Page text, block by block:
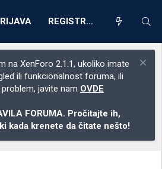
REGISTRACIJA
na XenForo 2.1.1, ukoliko imate
ili funkcionalnost foruma, ili
javite nam OVDE
FORUMA. Pročitajte ih,
kada krenete da čitate nešto!